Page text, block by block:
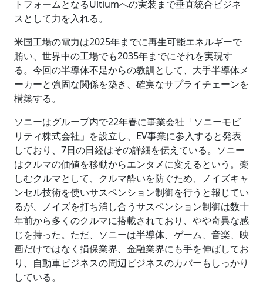
トフォームとなるUltiumへの実装まで垂直統合ビジネ
スとして力を入れる。
米国工場の電力は2025年までに再生可能エネルギーで
賄い、世界中の工場でも2035年までにそれを実現す
る。今回の半導体不足からの教訓として、大手半導体メ
ーカーと強固な関係を築き、確実なサプライチェーンを
構築する。
ソニーはグループ内で22年春に事業会社「ソニーモビ
リティ株式会社」を設立し、EV事業に参入すると発表
しており、7日の日経はその詳細を伝えている。ソニー
はクルマの価値を移動からエンタメに変えるという。楽
しむクルマとして、クルマ酔いを防ぐため、ノイズキャ
ンセル技術を使いサスペンション制御を行うと報じてい
るが、ノイズを打ち消し合うサスペンション制御は数十
年前から多くのクルマに搭載されており、やや奇異な感
じを持った。ただ、ソニーは半導体、ゲーム、音楽、映
画だけではなく損保業界、金融業界にも手を伸ばしてお
り、自動車ビジネスの周辺ビジネスのカバーもしっかり
している。